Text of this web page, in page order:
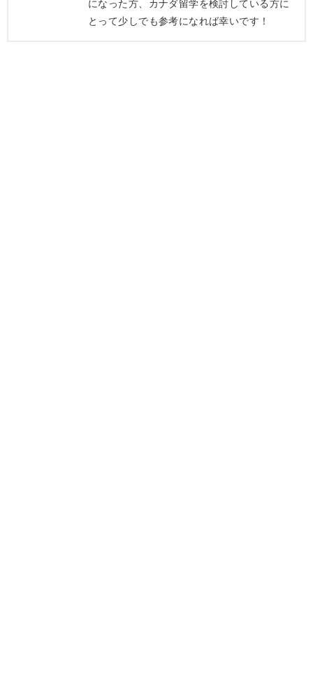
になった方、カナダ留学を検討している方に
とって少しでも参考になれば幸いです！